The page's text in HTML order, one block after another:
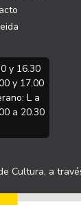
y 16.30
y 17.00
L a
a 20.30
Cultura, a